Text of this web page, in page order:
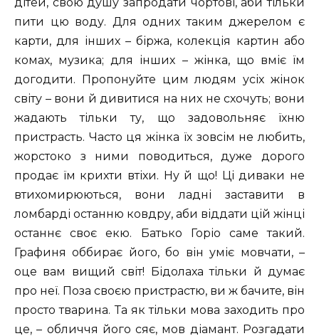
пити цю воду. Для одних таким джерелом є
карти, для інших – біржа, колекція картин або
комах, музика; для інших – жінка, що вміє їм
догодити. Пропонуйте цим людям усіх жінок
світу – вони й дивитися на них не схочуть; вони
жадають тільки ту, що задовольняє їхню
пристрасть. Часто ця жінка їх зовсім не любить,
жорстоко з ними поводиться, дуже дорого
продає їм крихти втіхи. Ну й що! Ці диваки не
втихомирюються, вони ладні заставити в
ломбарді останню ковдру, аби віддати цій жінці
останнє своє екю. Батько Горіо саме такий.
Графиня оббирає його, бо він уміє мовчати, –
оце вам вищий світ! Бідолаха тільки й думає
про неї. Поза своєю пристрастю, ви ж бачите, він
просто тварина. Та як тільки мова заходить про
це, – обличчя його сяє, мов діамант. Розгадати